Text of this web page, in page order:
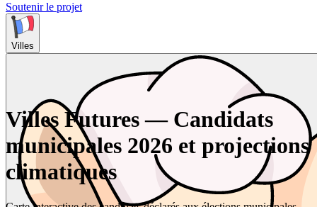
Soutenir le projet
Villes
Villes Futures — Candidats
municipales 2026 et projections
climatiques